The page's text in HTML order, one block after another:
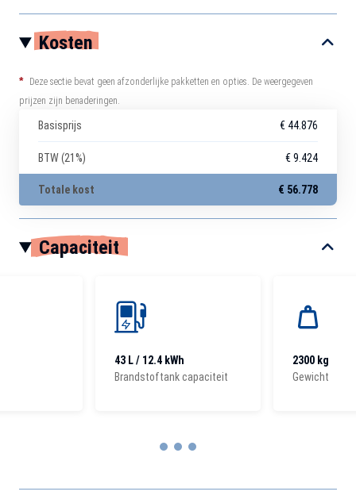
Kosten
*
Deze sectie bevat geen afzonderlijke pakketten en opties. De weergegeven
prijzen zijn benaderingen.
Basisprijs € 44.876
BTW (21%) € 9.424
Totale kost € 56.778
Capaciteit
43 L / 12.4 kWh
Brandstoftank capaciteit
2300 kg
Gewicht